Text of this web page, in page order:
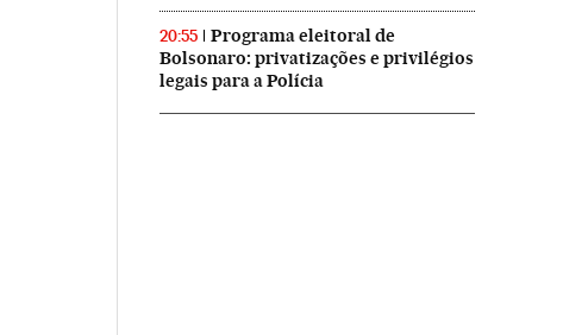
20:55
Programa eleitoral de
Bolsonaro: privatizações e privilégios
legais para a Polícia